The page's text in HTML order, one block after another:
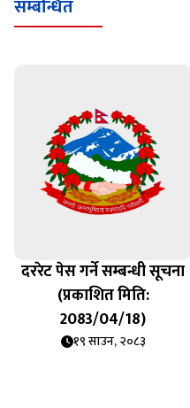
सम्बन्धित
दररेट पेस गर्ने सम्बन्धी सूचना
(प्रकाशित मिति:
2083/04/18)
१९ साउन, २०८३